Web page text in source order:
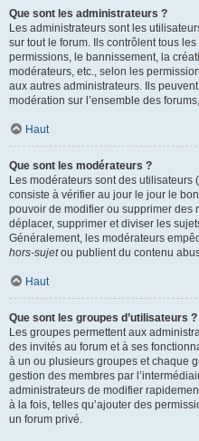
Que sont les administrateurs ?
Les administrateurs sont les
sur tout le forum. Ils contrôlent tous
permissions, le bannissement, la
modérateurs, etc., selon les
aux autres administrateurs. Ils
modération sur l’ensemble des
Haut
Que sont les modérateurs ?
Les modérateurs sont des utilisateurs
consiste à vérifier au jour le jour le
pouvoir de modifier ou supprimer des
déplacer, supprimer et diviser les
Généralement, les modérateurs
hors-sujetou publient du contenu
Haut
Que sont les groupes d’utilisateurs ?
Les groupes permettent aux
des invités au forum et à ses
à un ou plusieurs groupes et chaque
gestion des membres par
administrateurs de modifier
à la fois, telles qu’ajouter des
un forum privé.